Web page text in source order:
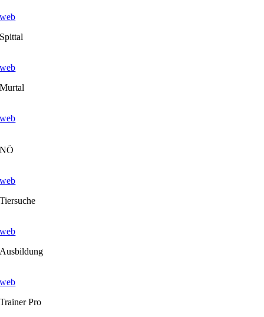
web
Spittal
web
Murtal
web
NÖ
web
Tiersuche
web
Ausbildung
web
Trainer Pro